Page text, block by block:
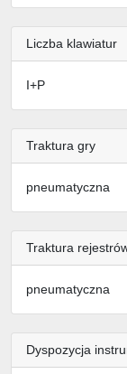
Liczba klawiatur
I+P
Traktura gry
pneumatyczna
Traktura
pneumatyczna
Dyspozycja